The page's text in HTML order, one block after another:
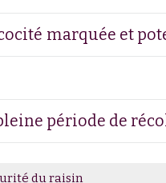
marquée et
période de
du raisin